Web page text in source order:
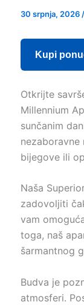
30 srpnja, 2026 /
Kupi
Otkrijte
Millennium
sunčanim
bijegove ili
Naša
zadovoljiti
vam
toga, naš
šarmantnog
Budva je
atmosferi.